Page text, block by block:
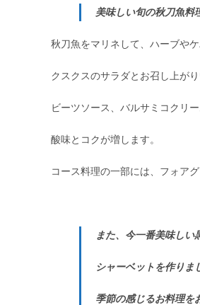
美味しい旬の秋刀魚料
秋刀魚をマリネして、ハーブや
クスクスのサラダとお召し上がり
ビーツソース、バルサミコクリ
酸味とコクが増します。
コース料理の一部には、フォア
また、今一番美味しい
シャーベットを作りま
季節の感じるお料理を